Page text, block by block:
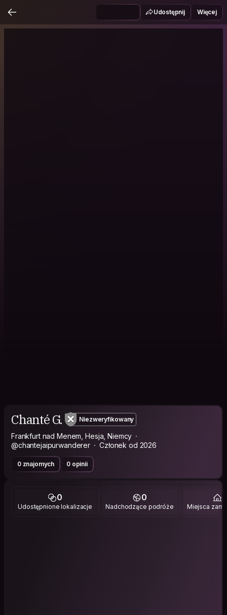
Udostępnij Więcej
Chanté G. Niezweryfikowany
Frankfurt nad Menem, Hesja, Niemcy
@chantejaipurwanderer
Członek od 2026
0 znajomych 0 opinii
0
Udostępnione lokalizacje
0
Nadchodzące podróże Miejsca